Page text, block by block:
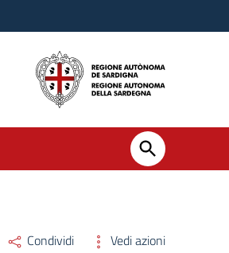
Condividi Vedi azioni